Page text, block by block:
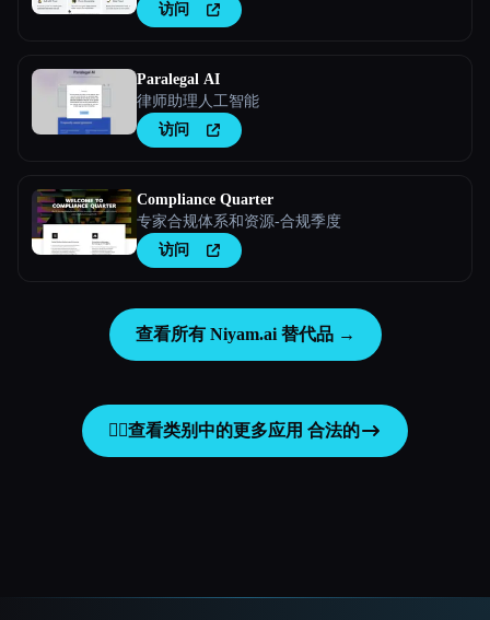
访问
Paralegal AI
律师助理人工智能
访问
Compliance Quarter
专家合规体系和资源-合规季度
访问
查看所有 Niyam.ai 替代品 →
👩‍⚖️查看类别中的更多应用 合法的